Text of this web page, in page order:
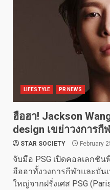
LIFESTYLE PR NEWS
ฮือฮา! Jackson
design เขย่าวงการกี
STAR SOCIETY February
จับมือ PSG เปิดคอลเลกชัน
ฮือฮาทั้งวงการกีฬาและบัน
ใหญ่จากฝรั่งเศส PSG